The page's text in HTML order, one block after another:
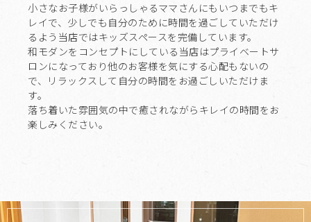
小さなお子様がいらっしゃるママさんにもいつまでもキ
レイで、少しでも自分のために時間を過ごしていただけ
るよう当店ではキッズスペースを完備しています。
和モダンをコンセプトにしている当店はプライベートサ
ロンになっており他のお客様を気にする心配もないの
で、リラックスして自分の時間をお過ごしいただけま
す。
落ち着いた雰囲気の中で癒されながらキレイの時間をお
楽しみください。